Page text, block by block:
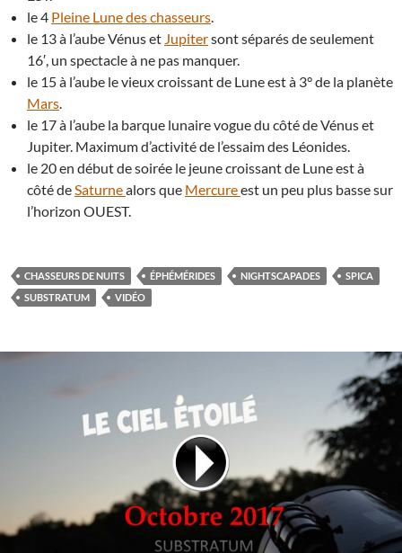
le 4 Pleine Lune des chasseurs.
le 13 à l’aube Vénus et Jupitersont séparés de seulement
16′, un spectacle à ne pas manquer.
le 15 à l’aube le vieux croissant de Lune est à 3° de la planète
Mars.
le 17 à l’aube la barque lunaire vogue du côté de Vénus et
Jupiter. Maximum d’activité de l’essaim des Léonides.
le 20 en début de soirée le jeune croissant de Lune est à
côté deSaturnealors que Mercureest un peu plus basse sur
l’horizon OUEST.
CHASSEURS DE NUITS ÉPHÉMÉRIDES NIGHTSCAPADES
SPICA
SUBSTRATUM
VIDÉO